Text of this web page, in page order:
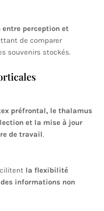
perception et
de comparer
souvenirs stockés.
préfrontal, le thalamus
et la mise à jour
de travail.
la flexibilité
informations non